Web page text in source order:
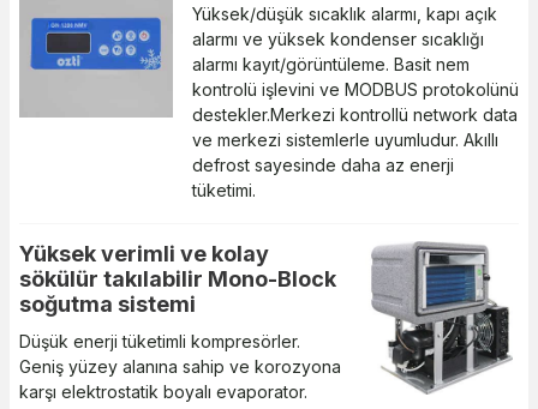
Yüksek/düşük sıcaklık alarmı, kapı açık
alarmı ve yüksek kondenser sıcaklığı
alarmı kayıt/görüntüleme. Basit nem
kontrolü işlevini ve MODBUS protokolünü
destekler.Merkezi kontrollü network data
ve merkezi sistemlerle uyumludur. Akıllı
defrost sayesinde daha az enerji
tüketimi.​​​​​​​​​​​​​​
Yüksek verimli ve kolay
sökülür takılabilir Mono-Block
soğutma sistemi
Düşük enerji tüketimli kompresörler.
Geniş yüzey alanına sahip ve korozyona
karşı elektrostatik boyalı evaporator.